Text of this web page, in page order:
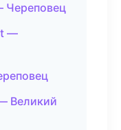
Череповец
—
Великий